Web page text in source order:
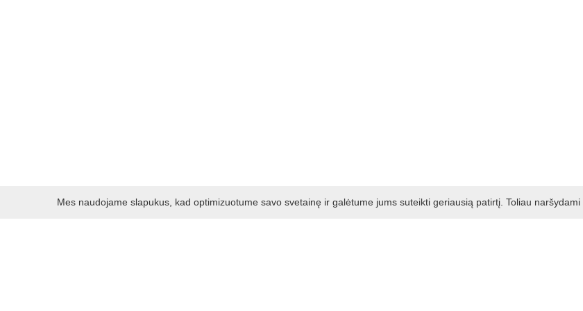
Mes naudojame slapukus, kad optimizuotume savo svetainę ir galėtume jums suteikti geriausią patirtį. Toliau